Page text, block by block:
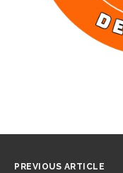
PREVIOUS ARTICLE